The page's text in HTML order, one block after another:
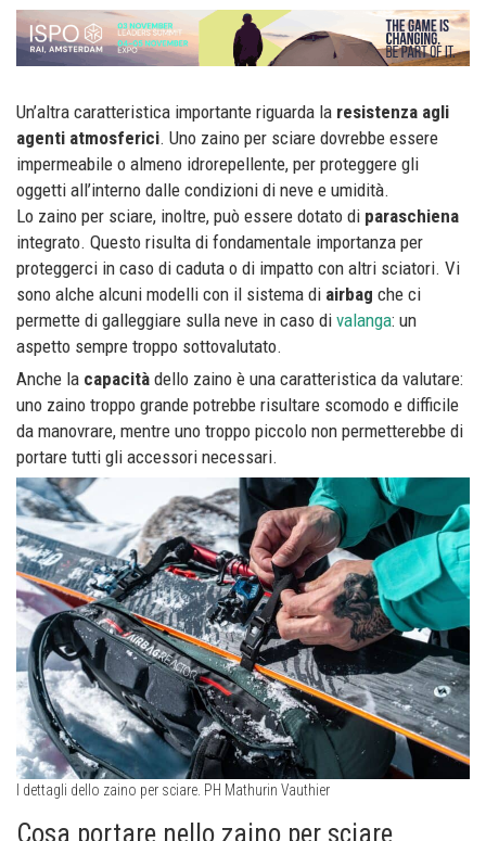
Un’altra caratteristica importante riguarda la resistenza agli
agenti atmosferici. Uno zaino per sciare dovrebbe essere
impermeabile o almeno idrorepellente, per proteggere gli
oggetti all’interno dalle condizioni di neve e umidità.
Lo zaino per sciare, inoltre, può essere dotato di paraschiena
integrato. Questo risulta di fondamentale importanza per
proteggerci in caso di caduta o di impatto con altri sciatori. Vi
sono alche alcuni modelli con il sistema di airbag che ci
permette di galleggiare sulla neve in caso di valanga: un
aspetto sempre troppo sottovalutato.
Anche la capacità dello zaino è una caratteristica da valutare:
uno zaino troppo grande potrebbe risultare scomodo e difficile
da manovrare, mentre uno troppo piccolo non permetterebbe di
portare tutti gli accessori necessari.
I dettagli dello zaino per sciare. PH Mathurin Vauthier
Cosa portare nello zaino per sciare